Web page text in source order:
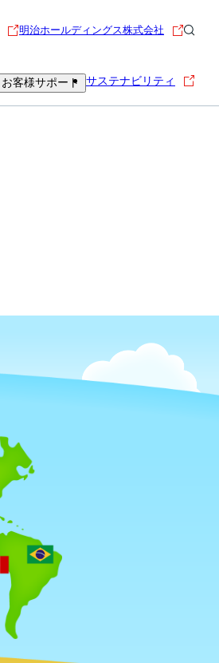
お客様サポート サステナビリティ
明治ホールディングス株式会社